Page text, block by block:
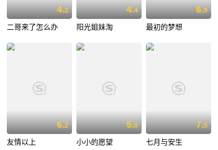
4.2
二哥来了怎么办
4.4
阳光姐妹淘
6.9
最初的梦想
6.2
友情以上
5.0
小小的愿望
7.5
七月与安生